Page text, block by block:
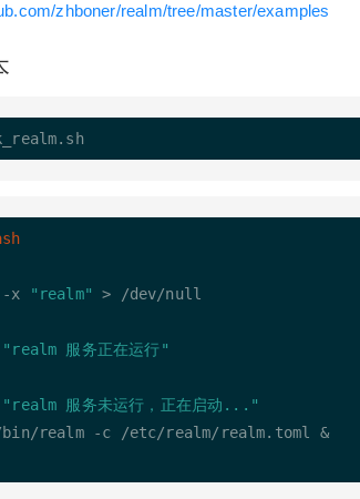
zhboner/realm/tree/master/examples
vim check_realm.sh
x "realm"
"realm 服务正在运行"
"realm 服务未运行，正在启动..."
    /usr/bin/realm -c /etc/realm/realm.toml &